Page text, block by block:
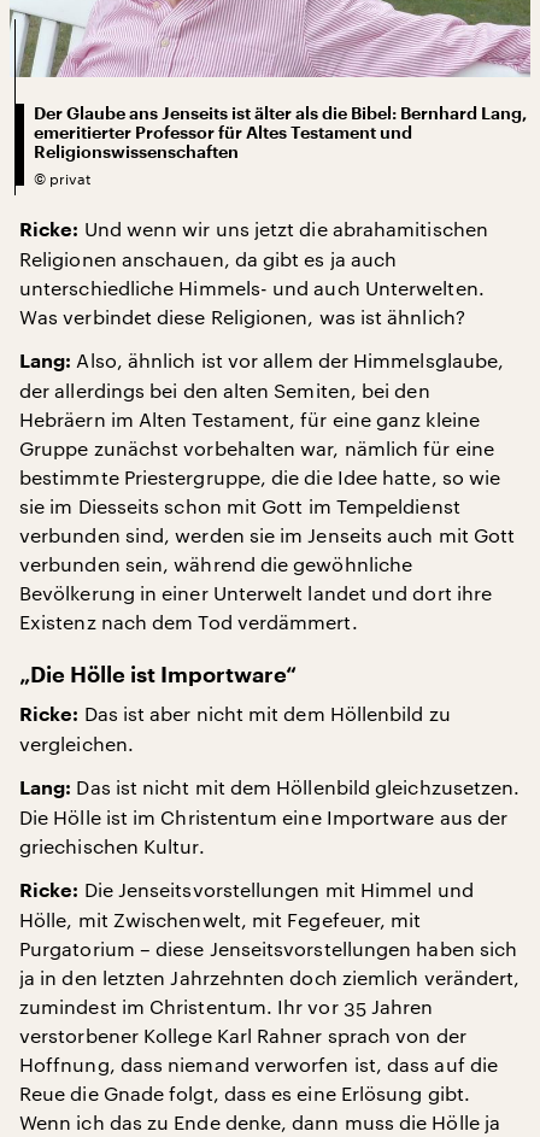
Der Glaube ans Jenseits ist älter als die Bibel: Bernhard Lang,
emeritierter Professor für Altes Testament und
Religionswissenschaften
© privat
Ricke: Und wenn wir uns jetzt die abrahamitischen
Religionen anschauen, da gibt es ja auch
unterschiedliche Himmels- und auch Unterwelten.
Was verbindet diese Religionen, was ist ähnlich?
Lang: Also, ähnlich ist vor allem der Himmelsglaube,
der allerdings bei den alten Semiten, bei den
Hebräern im Alten Testament, für eine ganz kleine
Gruppe zunächst vorbehalten war, nämlich für eine
bestimmte Priestergruppe, die die Idee hatte, so wie
sie im Diesseits schon mit Gott im Tempeldienst
verbunden sind, werden sie im Jenseits auch mit Gott
verbunden sein, während die gewöhnliche
Bevölkerung in einer Unterwelt landet und dort ihre
Existenz nach dem Tod verdämmert.
„Die Hölle ist Importware“
Ricke: Das ist aber nicht mit dem Höllenbild zu
vergleichen.
Lang: Das ist nicht mit dem Höllenbild gleichzusetzen.
Die Hölle ist im Christentum eine Importware aus der
griechischen Kultur.
Ricke: Die Jenseitsvorstellungen mit Himmel und
Hölle, mit Zwischenwelt, mit Fegefeuer, mit
Purgatorium – diese Jenseitsvorstellungen haben sich
ja in den letzten Jahrzehnten doch ziemlich verändert,
zumindest im Christentum. Ihr vor 35 Jahren
verstorbener Kollege Karl Rahner sprach von der
Hoffnung, dass niemand verworfen ist, dass auf die
Reue die Gnade folgt, dass es eine Erlösung gibt.
Wenn ich das zu Ende denke, dann muss die Hölle ja